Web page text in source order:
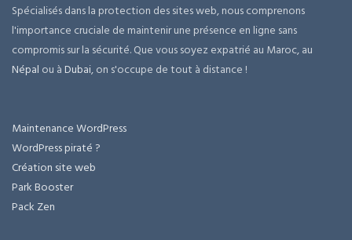
Spécialisés dans la protection des sites web, nous comprenons
l'importance cruciale de maintenir une présence en ligne sans
compromis sur la sécurité. Que vous soyez expatrié au Maroc, au
Népal ou àDubai, on s'occupe de tout à distance !
Maintenance WordPress
WordPress piraté ?
Création site web
Park Booster
Pack Zen